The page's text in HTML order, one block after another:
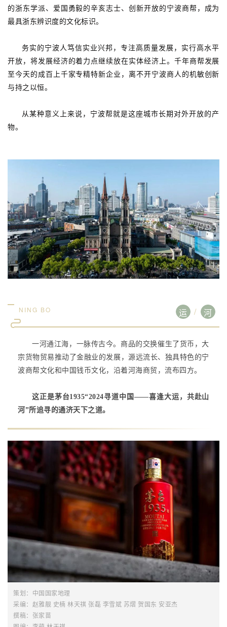
的浙东学派、爱国勇毅的辛亥志士、创新开放的宁波商帮，成为
最具浙东辨识度的文化标识。
务实的宁波人笃信实业兴邦，专注高质量发展，实行高水平
开放，将发展经济的着力点继续放在实体经济上。千年商帮发展
至今天的成百上千家专精特新企业，离不开宁波商人的机敏创新
与持之以恒。
从某种意义上来说，宁波帮就是这座城市长期对外开放的产
物。
NING BO 运 / 河
一河通江海，一脉传古今。商品的交换催生了货币，大
宗货物贸易推动了金融业的发展，源远流长、独具特色的宁
波商帮文化和中国钱币文化，沿着河海商贸，流布四方。
这正是茅台1935“2024寻道中国——喜逢大运，共赴山
河”所追寻的通济天下之道。
策划：中国国家地理
采编：赵雅靓 史楠 林天祺 张磊 李雪斌 苏熠 贺国东 安亚杰
撰稿：张家苗